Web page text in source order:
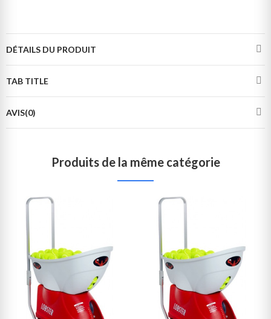
DÉTAILS DU PRODUIT
TAB TITLE
AVIS(0)
Produits de la même catégorie